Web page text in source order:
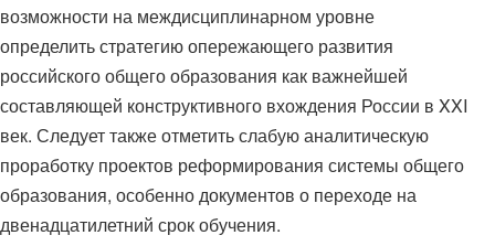
возможности на междисциплинарном уровне
определить стратегию опережающего развития
российского общего образования как важнейшей
составляющей конструктивного вхождения России в XXI
век. Следует также отметить слабую аналитическую
проработку проектов реформирования системы общего
образования, особенно документов о переходе на
двенадцатилетний срок обучения.